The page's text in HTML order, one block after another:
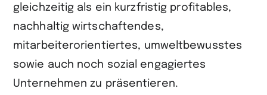
gleichzeitig als ein kurzfristig profitables,
nachhaltig wirtschaftendes,
mitarbeiterorientiertes, umweltbewusstes
sowie auch noch sozial engagiertes
Unternehmen zu präsentieren.